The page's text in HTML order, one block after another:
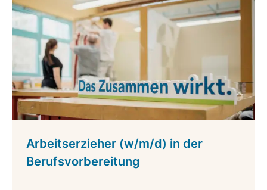
Arbeitserzieher (w/m/d) in der
Berufsvorbereitung